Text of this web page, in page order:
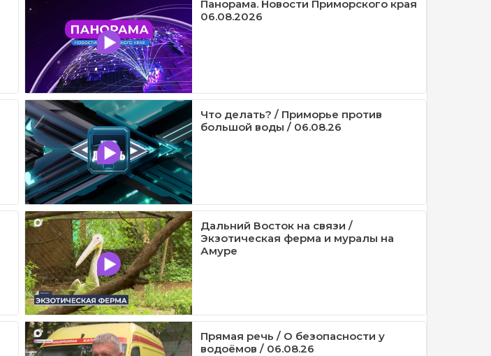
Панорама. Новости Приморского края
06.08.2026
Что делать? / Приморье против
большой воды / 06.08.26
Дальний Восток на связи /
Экзотическая ферма и муралы на
Амуре
Прямая речь / О безопасности у
водоёмов / 06.08.26